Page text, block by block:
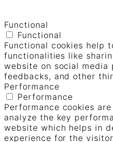
Functional
Functional
Functional cookies help
functionalities like
website on social media
feedbacks, and other
Performance
Performance
Performance cookies
analyze the key
website which helps in
experience for the